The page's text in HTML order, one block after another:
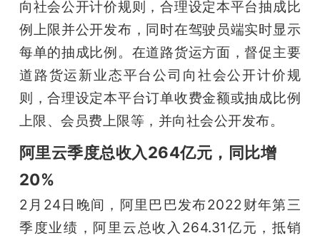
向社会公开计价规则，合理设定本平台抽成比
例上限并公开发布，同时在驾驶员端实时显示
每单的抽成比例。在道路货运方面，督促主要
道路货运新业态平台公司向社会公开计价规
则，合理设定本平台订单收费金额或抽成比例
上限、会员费上限等，并向社会公开发布。
阿里云季度总收入264亿元，同比增
20%
2月24日晚间，阿里巴巴发布2022财年第三
季度业绩，阿里云总收入264.31亿元，抵销